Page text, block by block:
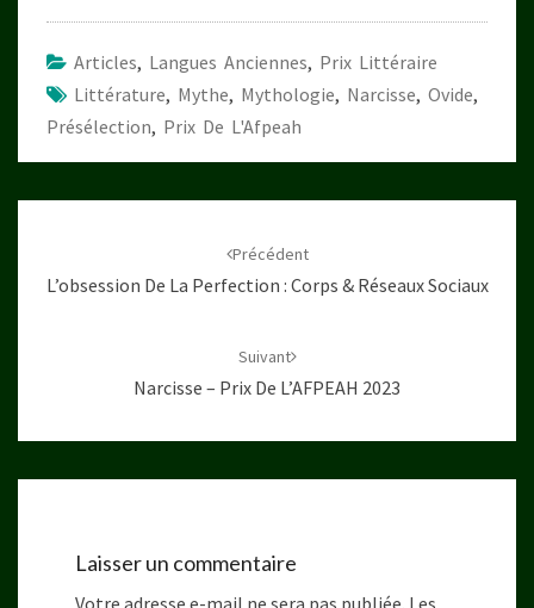
Articles, Langues Anciennes, Prix Littéraire
Littérature, Mythe, Mythologie, Narcisse, Ovide,
Présélection, Prix De L'Afpeah
Précédent
L’obsession De La Perfection : Corps & Réseaux Sociaux
Suivant
Narcisse – Prix De L’AFPEAH 2023
Laisser un commentaire